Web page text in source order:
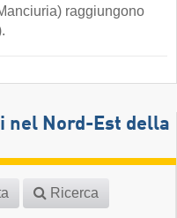
raggiungono
nel Nord-Est della
Ricerca